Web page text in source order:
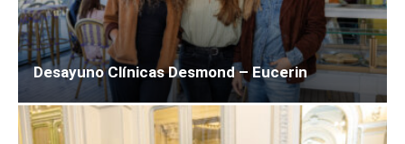
Desayuno Clínicas Desmond – Eucerin